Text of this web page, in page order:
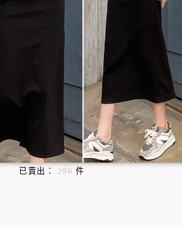
已賣出： 296 件